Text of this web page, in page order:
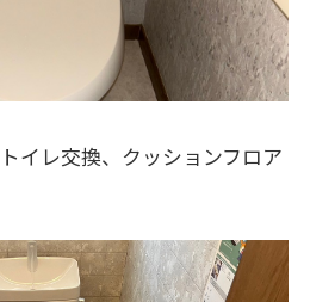
イレ交換、クッションフロア